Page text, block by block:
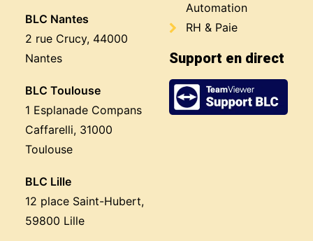
BLC Nantes
2 rue Crucy, 44000
Nantes
BLC Toulouse
1 Esplanade Compans
Caffarelli, 31000
Toulouse
BLC Lille
12 place Saint-Hubert,
59800 Lille
Automation
RH & Paie
Support en direct